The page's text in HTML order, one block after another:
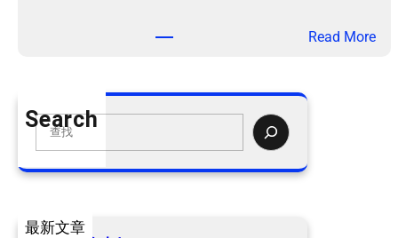
Read More：
Search
S
a
h
最新文章